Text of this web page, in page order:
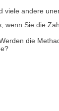
andere
Sie die
die